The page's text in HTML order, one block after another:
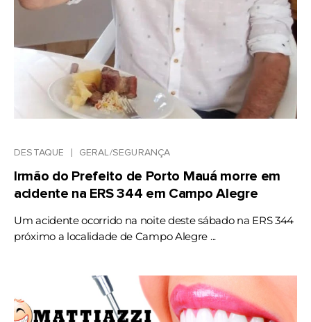
DESTAQUE GERAL/SEGURANÇA
Irmão do Prefeito de Porto Mauá morre em
acidente na ERS 344 em Campo Alegre
Um acidente ocorrido na noite deste sábado na ERS 344
próximo a localidade de Campo Alegre ...